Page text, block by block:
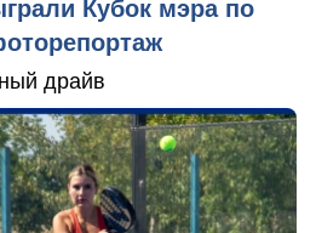
Кубок мэра по
драйв